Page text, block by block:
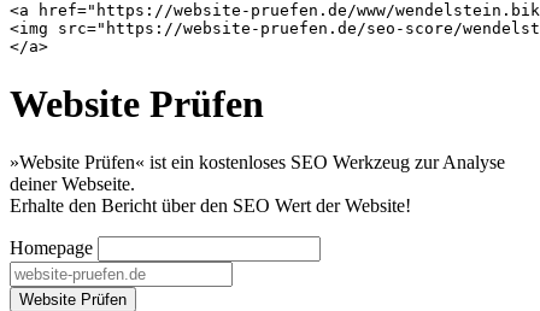
<a href="https://website-pruefen.de/www/
<img src="https://website-pruefen.de/seo-score/
Website Prüfen
»Website Prüfen« ist ein kostenloses SEO Werkzeug zur Analyse
deiner Webseite.
Erhalte den Bericht über den SEO Wert der Website!
Homepage
Website Prüfen